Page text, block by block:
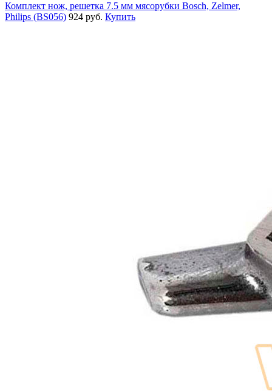
Комплект нож, решетка 7.5 мм мясорубки Bosch, Zelmer,
Philips (BS056) 924 руб. Купить